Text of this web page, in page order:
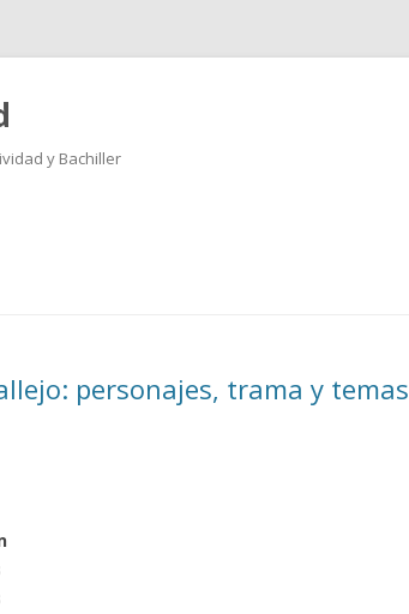
y Bachiller
personajes, trama y temas